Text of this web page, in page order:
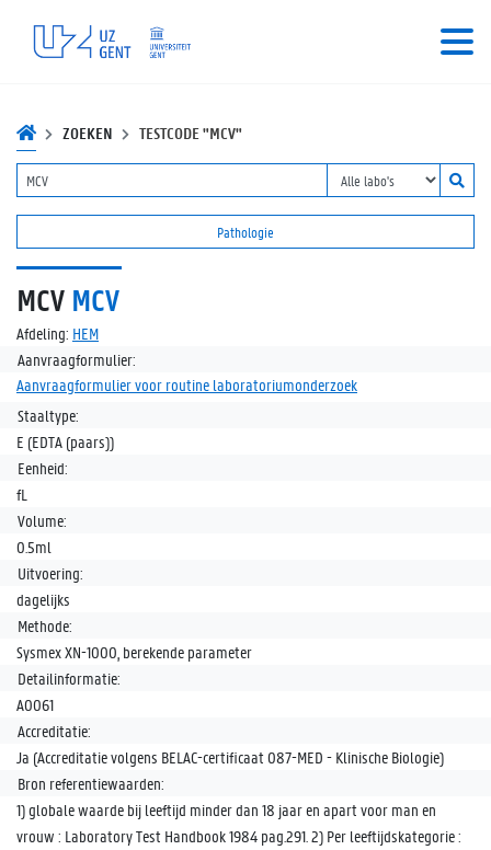
ZOEKEN TESTCODE "MCV"
Pathologie
MCV MCV
Afdeling: HEM
Aanvraagformulier:
Aanvraagformulier voor routine laboratoriumonderzoek
Staaltype:
E (EDTA (paars))
Eenheid:
fL
Volume:
0.5ml
Uitvoering:
dagelijks
Methode:
Sysmex XN-1000, berekende parameter
Detailinformatie:
A0061
Accreditatie:
Ja (Accreditatie volgens BELAC-certificaat 087-MED - Klinische Biologie)
Bron referentiewaarden:
1) globale waarde bij leeftijd minder dan 18 jaar en apart voor man en
vrouw : Laboratory Test Handbook 1984 pag.291. 2) Per leeftijdskategorie :